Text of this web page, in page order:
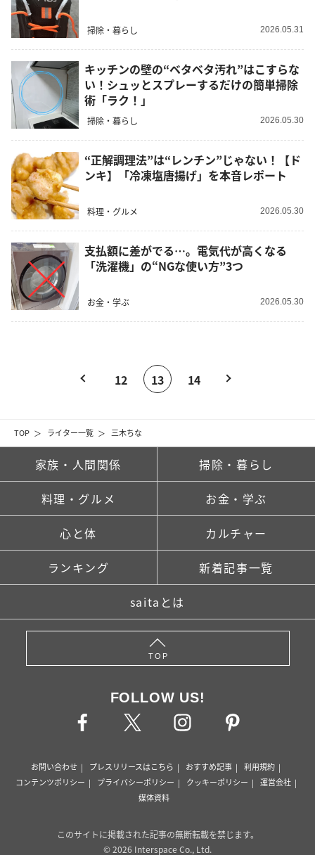
TOP ライター一覧 三木ちな
掃除・暮らし 2026.05.31
キッチンの壁の“ベタベタ汚れ”はこすらな
い！シュッとスプレーするだけの簡単掃除
術「ラク！」
掃除・暮らし 2026.05.30
“正解調理法”は“レンチン”じゃない！【ド
ンキ】「冷凍塩唐揚げ」を本音レポート
料理・グルメ 2026.05.30
支払額に差がでる…。電気代が高くなる
「洗濯機」の“NGな使い方”3つ
お金・学ぶ 2026.05.30
12 13 14
家族・人間関係 掃除・暮らし
料理・グルメ お金・学ぶ
心と体 カルチャー
ランキング 新着記事一覧
saitaとは
TOP
FOLLOW US!
お問い合わせ プレスリリースはこちら おすすめ記事
利用規約
コンテンツポリシー
プライバシーポリシー クッキーポリシー
運営会社
媒体資料
このサイトに掲載された記事の無断転載を禁じます。
© 2026 Interspace Co., Ltd.